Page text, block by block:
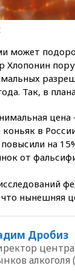
может
Хлопонин
Так, в
коньяк в
на
от
нынешняя
Дробиз